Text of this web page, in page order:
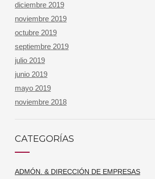
diciembre 2019
noviembre 2019
octubre 2019
septiembre 2019
julio 2019
junio 2019
mayo 2019
noviembre 2018
CATEGORÍAS
ADMÓN. & DIRECCIÓN DE EMPRESAS